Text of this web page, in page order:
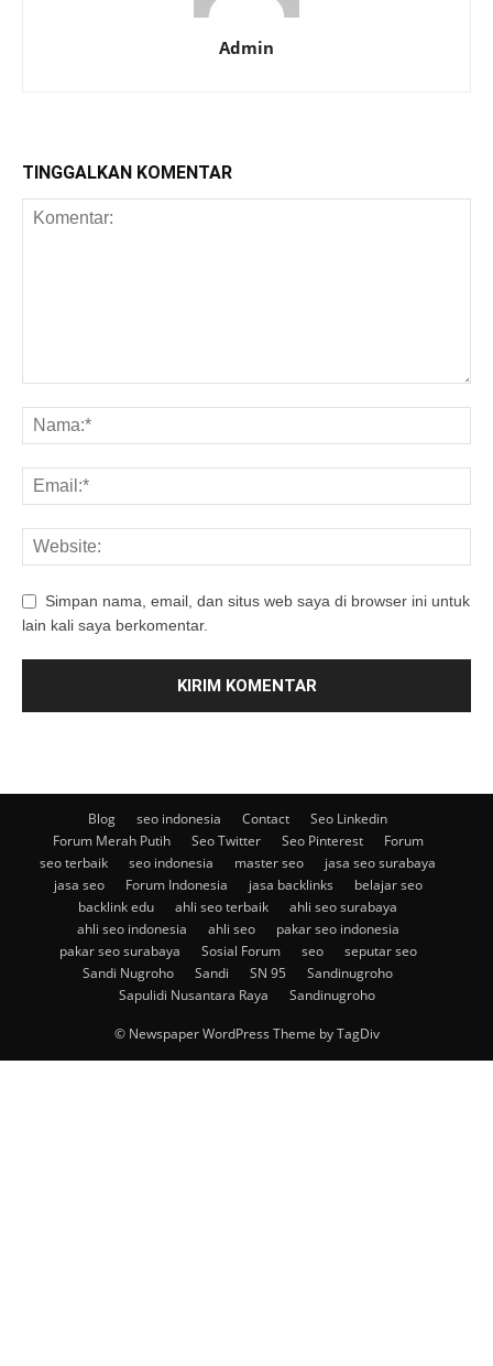
Admin
TINGGALKAN KOMENTAR
Simpan nama, email, dan situs web saya di browser ini untuk
lain kali saya berkomentar.
Blog seo indonesia Contact
Seo Linkedin
Forum Merah Putih
Seo Twitter Seo Pinterest
Forum
seo terbaik
seo indonesia master seo
jasa seo surabaya
jasa seo
Forum Indonesia jasa backlinks
belajar seo
backlink edu
ahli seo terbaik
ahli seo surabaya
ahli seo indonesia
ahli seo
pakar seo indonesia
pakar seo surabaya
Sosial Forum seo
seputar seo
Sandi Nugroho
Sandi SN 95
Sandinugroho
Sapulidi Nusantara Raya
Sandinugroho
© Newspaper WordPress Theme by TagDiv